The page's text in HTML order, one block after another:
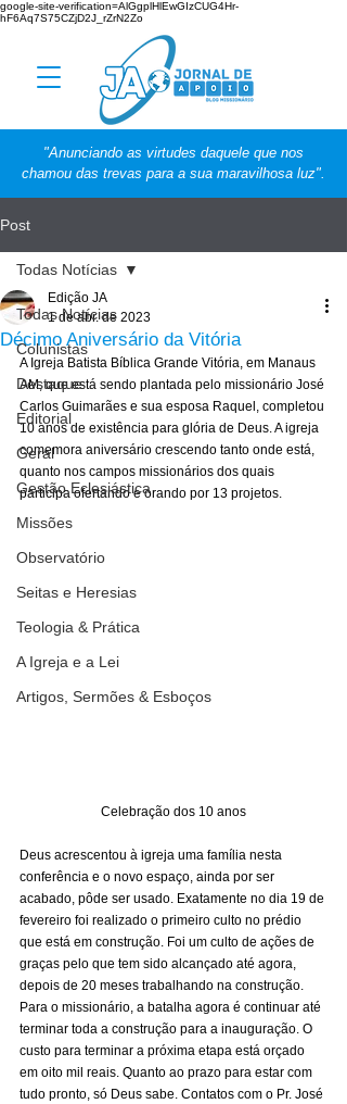
google-site-verification=AlGgplHlEwGIzCUG4Hr-
hF6Aq7S75CZjD2J_rZrN2Zo
"Anunciando as virtudes daquele que nos
chamou das trevas para a sua maravilhosa luz".
Post
Todas Notícias
Colunistas
Destaque
Editorial
Geral
Gestão Eclesiástica
Missões
Observatório
Seitas e Heresias
Teologia & Prática
A Igreja e a Lei
Artigos, Sermões & Esboços
Todas Notícias
Décimo Aniversário da Vitória
Edição JA
1 de abr. de 2023
A Igreja Batista Bíblica Grande Vitória, em Manaus
AM, que está sendo plantada pelo missionário José
Carlos Guimarães e sua esposa Raquel, completou
10 anos de existência para glória de Deus. A igreja
comemora aniversário crescendo tanto onde está,
quanto nos campos missionários dos quais
participa ofertando e orando por 13 projetos.
Celebração dos 10 anos
Deus acrescentou à igreja uma família nesta
conferência e o novo espaço, ainda por ser
acabado, pôde ser usado. Exatamente no dia 19 de
fevereiro foi realizado o primeiro culto no prédio
que está em construção. Foi um culto de ações de
graças pelo que tem sido alcançado até agora,
depois de 20 meses trabalhando na construção.
Para o missionário, a batalha agora é continuar até
terminar toda a construção para a inauguração. O
custo para terminar a próxima etapa está orçado
em oito mil reais. Quanto ao prazo para estar com
tudo pronto, só Deus sabe. Contatos com o Pr. José